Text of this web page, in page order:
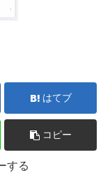
はてブ
コピー
する